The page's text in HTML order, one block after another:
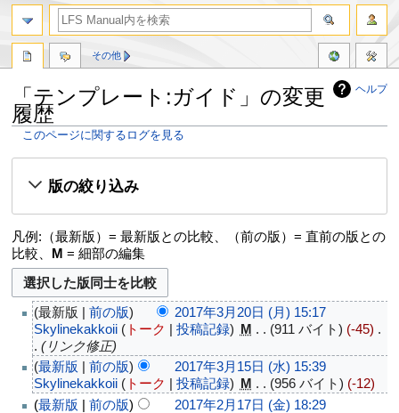
ヘルプ
「テンプレート:ガイド」の変更
履歴
このページに関するログを見る
ー
シ
ョ
ン
に
移
動
移
動
版の絞り込み
凡例:（最新版）= 最新版との比較、（前の版）= 直前の版との
比較、 M = 細部の編集
最新版 前の版
2017年3月20日 (月) 15:17
Skylinekakkoii トーク 投稿記録 M 911 バイト -45
リンク修正
最新版
前の版
2017年3月15日 (水) 15:39
Skylinekakkoii トーク 投稿記録 M 956 バイト
-12
最新版
前の版
2017年2月17日 (金) 18:29
その他